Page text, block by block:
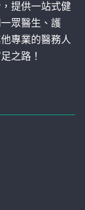
提供一站式健
眾醫生、護
專業的醫務人
之路！